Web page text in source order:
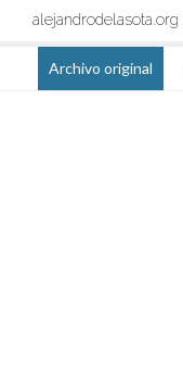
alejandrodelasota.org
Archivo original